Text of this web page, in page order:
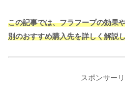
この記事では、フラフープの効果
別のおすすめ購入先を詳しく解説
スポンサー